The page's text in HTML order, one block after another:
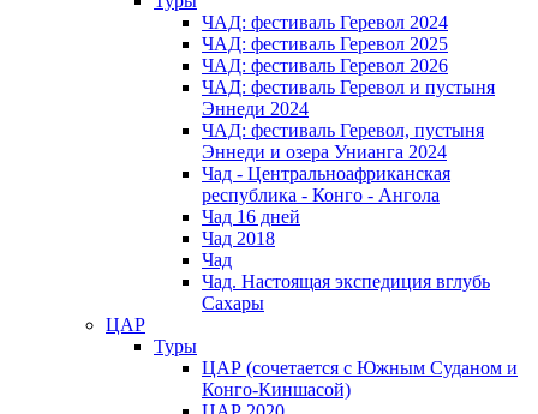
ЧАД: фестиваль Геревол 2024
ЧАД: фестиваль Геревол 2025
ЧАД: фестиваль Геревол 2026
ЧАД: фестиваль Геревол и пустыня
Эннеди 2024
ЧАД: фестиваль Геревол, пустыня
Эннеди и озера Унианга 2024
Чад - Центральноафриканская
республика - Конго - Ангола
Чад 16 дней
Чад 2018
Чад
Чад. Настоящая экспедиция вглубь
Сахары
ЦАР
Туры
ЦАР (сочетается с Южным Суданом и
Конго-Киншасой)